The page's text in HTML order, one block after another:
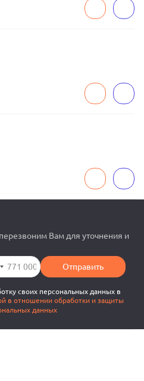
Вам для уточнения и
Отправить
своих персональных данных в
в отношении обработки и защиты
данных